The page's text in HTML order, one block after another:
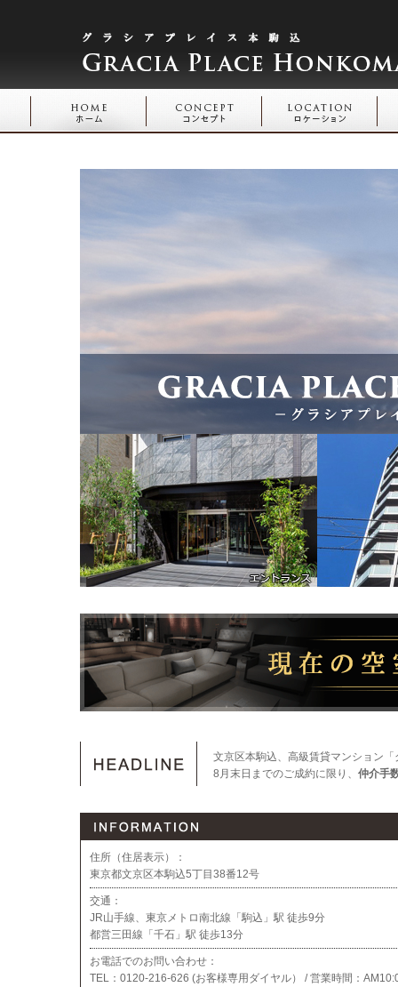
文京区本駒込、高級賃貸マンション
8月末日までのご成約に限り、 仲介手
住所（住居表示）：
東京都文京区本駒込5丁目38番12号
交通：
JR山手線、東京メトロ南北線「駒込」駅 徒歩9分
都営三田線「千石」駅 徒歩13分
お電話でのお問い合わせ：
TEL： 0120-216-626 (お客様専用ダイヤル） / 営業時間：